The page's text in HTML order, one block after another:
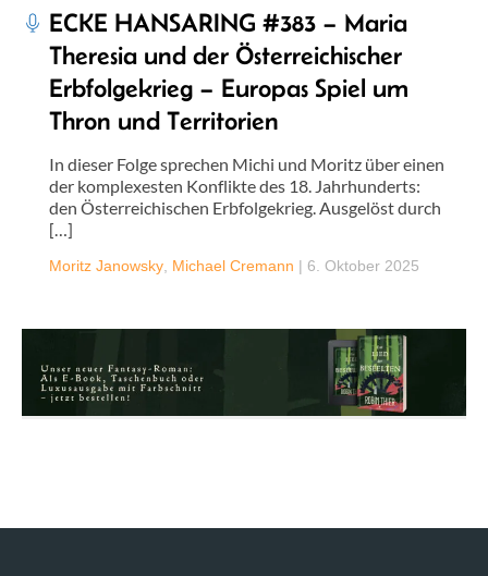
ECKE HANSARING #383 – Maria
Theresia und der Österreichischer
Erbfolgekrieg – Europas Spiel um
Thron und Territorien
In dieser Folge sprechen Michi und Moritz über einen
der komplexesten Konflikte des 18. Jahrhunderts:
den Österreichischen Erbfolgekrieg. Ausgelöst durch
[…]
Moritz Janowsky Michael Cremann | 6. Oktober 2025